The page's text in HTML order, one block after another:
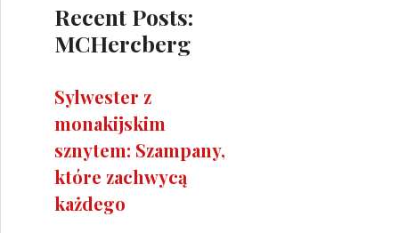
Recent Posts:
MCHercberg
Sylwester z
monakijskim
sznytem: Szampany,
które zachwycą
każdego